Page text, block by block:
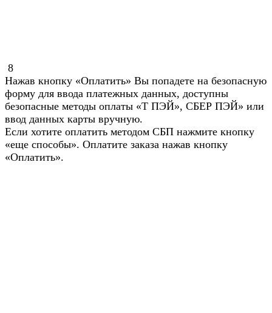
8
Нажав кнопку «Оплатить» Вы попадете на безопасную
форму для ввода платежных данных, доступны
безопасные методы оплаты «Т ПЭЙ», СБЕР ПЭЙ» или
ввод данных карты вручную.
Если хотите оплатить методом СБП нажмите кнопку
«еще способы». Оплатите заказа нажав кнопку
«Оплатить».